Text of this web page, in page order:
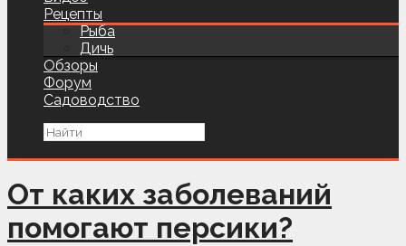
Рецепты
Рыба
Дичь
Обзоры
Форум
Садоводство
От каких заболеваний
помогают персики?